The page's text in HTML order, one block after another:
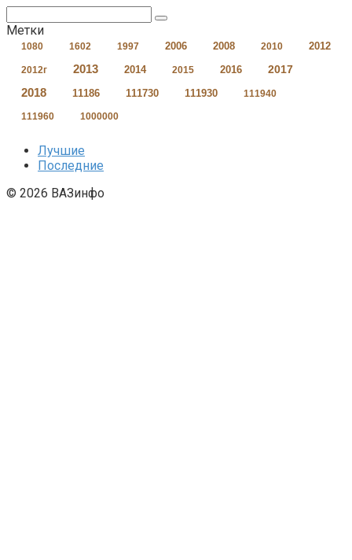
Метки
1080 1602 1997 2006 2008 2010 2012
2012г 2013 2014 2015 2016 2017
2018 11186 111730 111930 111940
111960 1000000
Лучшие
Последние
© 2026 ВАЗинфо